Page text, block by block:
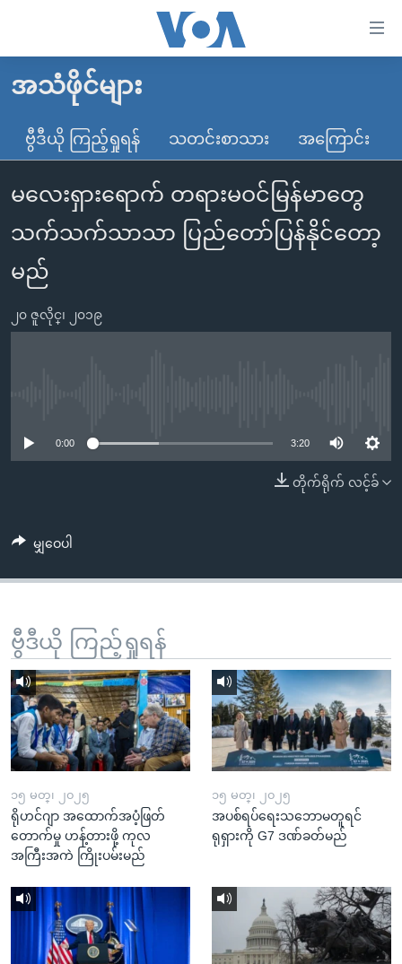
လွယ်ကူ
သည့်
များ
ပင်မ
အကြောင်းအရာ
ကျော်
ကြည့်
ရှာဖွေ
နေရာ
သို့
ကျော်
ရန်
မူလစာမျက်နှာ
မြန်မာ
ကမ္ဘာ့သတင်းများ
နိုင်ငံတကာ
အမေရိကန်
တရုတ်
အစ္စရေး-ပါလက်စတိုင်း
ဗွီဒီယို
သတင်းလွတ်လပ်ခွင့်
ရပ်ဝန်းတခု လမ်းတခု အလွန်
အင်္ဂလိပ်စာလေ့လာမယ်
အမေရိကန်သုံးအီဒီယံ
အပတ်စဉ်ကဏ္ဍများ
အသံဖိုင်များ
ဗွီဒီယို ကြည့်ရှုရန် သတင်းစာသား အကြောင်း
မလေးရှားရောက် တရားမဝင်မြန်မာတွေ
သက်သက်သာသာ ပြည်တော်ပြန်နိုင်တော့
မည်
၂၀ ဇူလိုင္၊ ၂၀၁၉
0:00 3:20
တိုက်ရိုက် လင့်ခ်
မျှဝေပါ
ဗွီဒီယို ကြည့်ရှုရန်
၁၅ မတ္၊ ၂၀၂၅
ရိုဟင်ဂျာ အထောက်အပံ့ဖြတ်
တောက်မှု ဟန့်တားဖို့ ကုလ
အကြီးအကဲ ကြိုးပမ်းမည်
၁၅ မတ္၊ ၂၀၂၅
အပစ်ရပ်ရေးသဘောမတူရင်
ရုရှားကို G7 ဒဏ်ခတ်မည်